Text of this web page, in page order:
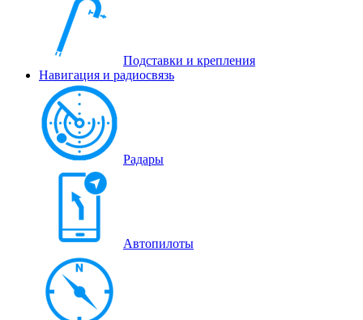
Подставки и крепления
Навигация и радиосвязь
Радары
Автопилоты